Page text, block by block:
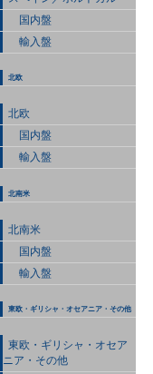
国内盤
輸入盤
北欧
北欧
国内盤
輸入盤
北南米
北南米
国内盤
輸入盤
東欧・ギリシャ・オセアニア・その他
東欧・ギリシャ・オセア
ニア・その他